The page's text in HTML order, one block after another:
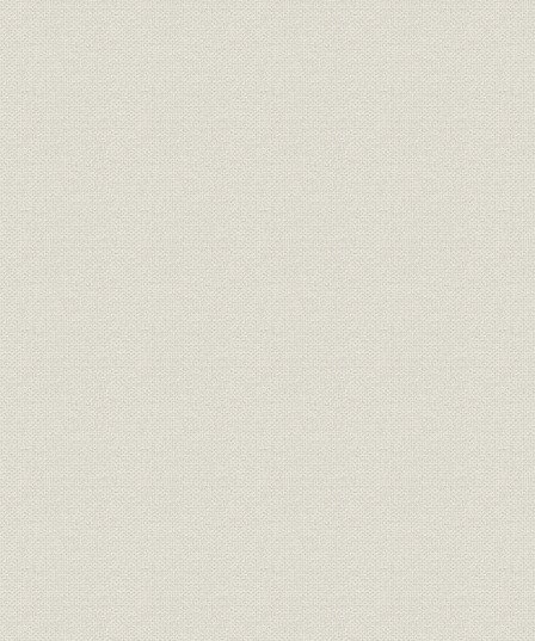
動力計応用製品
第6節 昭和時代その4(昭和51年~現在)
1 時代背景
2 当社の状況
3 コンピュータ応用製品
4 メカトロニクス事業
5 エレクトロニクス事業
6 変電製品
7 半導体応用製品
8 その他の製品
第2章 研究開発
第1節 概要
研究所の揺籃期(明治30~大正15・昭和元/1897~1926)